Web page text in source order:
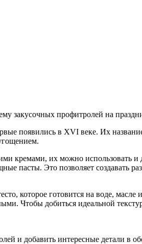
закусочных профитролей на
появились в XVI веке. Их
кремами, их можно использовать
Это позволяет создавать
которое готовится на воде,
Чтобы добиться идеальной
и добавить интересные детали в